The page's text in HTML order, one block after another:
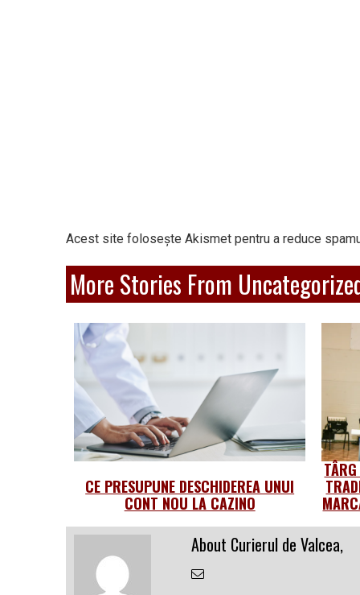
Acest site folosește Akismet pentru a reduce
More Stories From
CE PRESUPUNE DESCHIDEREA UNUI
CONT NOU LA CAZINO
About Curierul de Valcea,
Email